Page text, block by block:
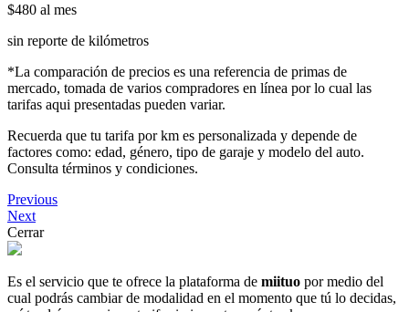
$480 al mes
sin reporte de kilómetros
*La comparación de precios es una referencia de primas de
mercado, tomada de varios compradores en línea por lo cual las
tarifas aqui presentadas pueden variar.
Recuerda que tu tarifa por km es personalizada y depende de
factores como: edad, género, tipo de garaje y modelo del auto.
Consulta términos y condiciones.
Previous
Next
Cerrar
Es el servicio que te ofrece la plataforma de miituo por medio del
cual podrás cambiar de modalidad en el momento que tú lo decidas,